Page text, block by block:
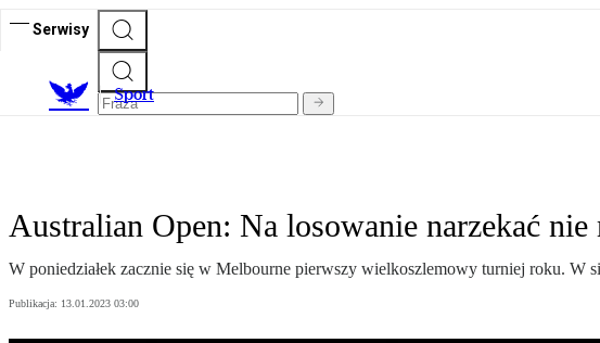
Serwisy
Sport
Australian Open: Na losowanie narzekać
W poniedziałek zacznie się w Melbourne pierwszy wielkoszlemowy turniej roku.
Publikacja: 13.01.2023 03:00